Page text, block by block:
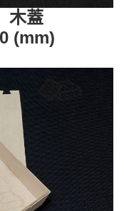
木蓋
(mm)